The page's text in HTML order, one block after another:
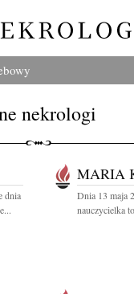
nekrologi
dnia
MARIA
Dnia 13 maja
nauczycielka